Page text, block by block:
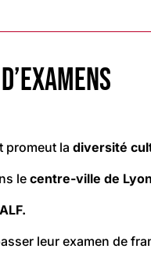
promeut la diversité
lecentre-ville de
leur examen de